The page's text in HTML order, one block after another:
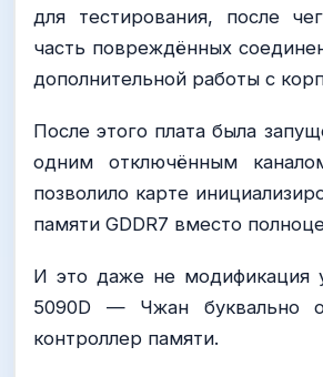
для тестирования, после
часть повреждённых
дополнительной работы с
После этого плата была
одним отключённым
позволило карте
памяти GDDR7 вместо
И это даже не модификация
5090D — Чжан буквально
контроллер памяти.